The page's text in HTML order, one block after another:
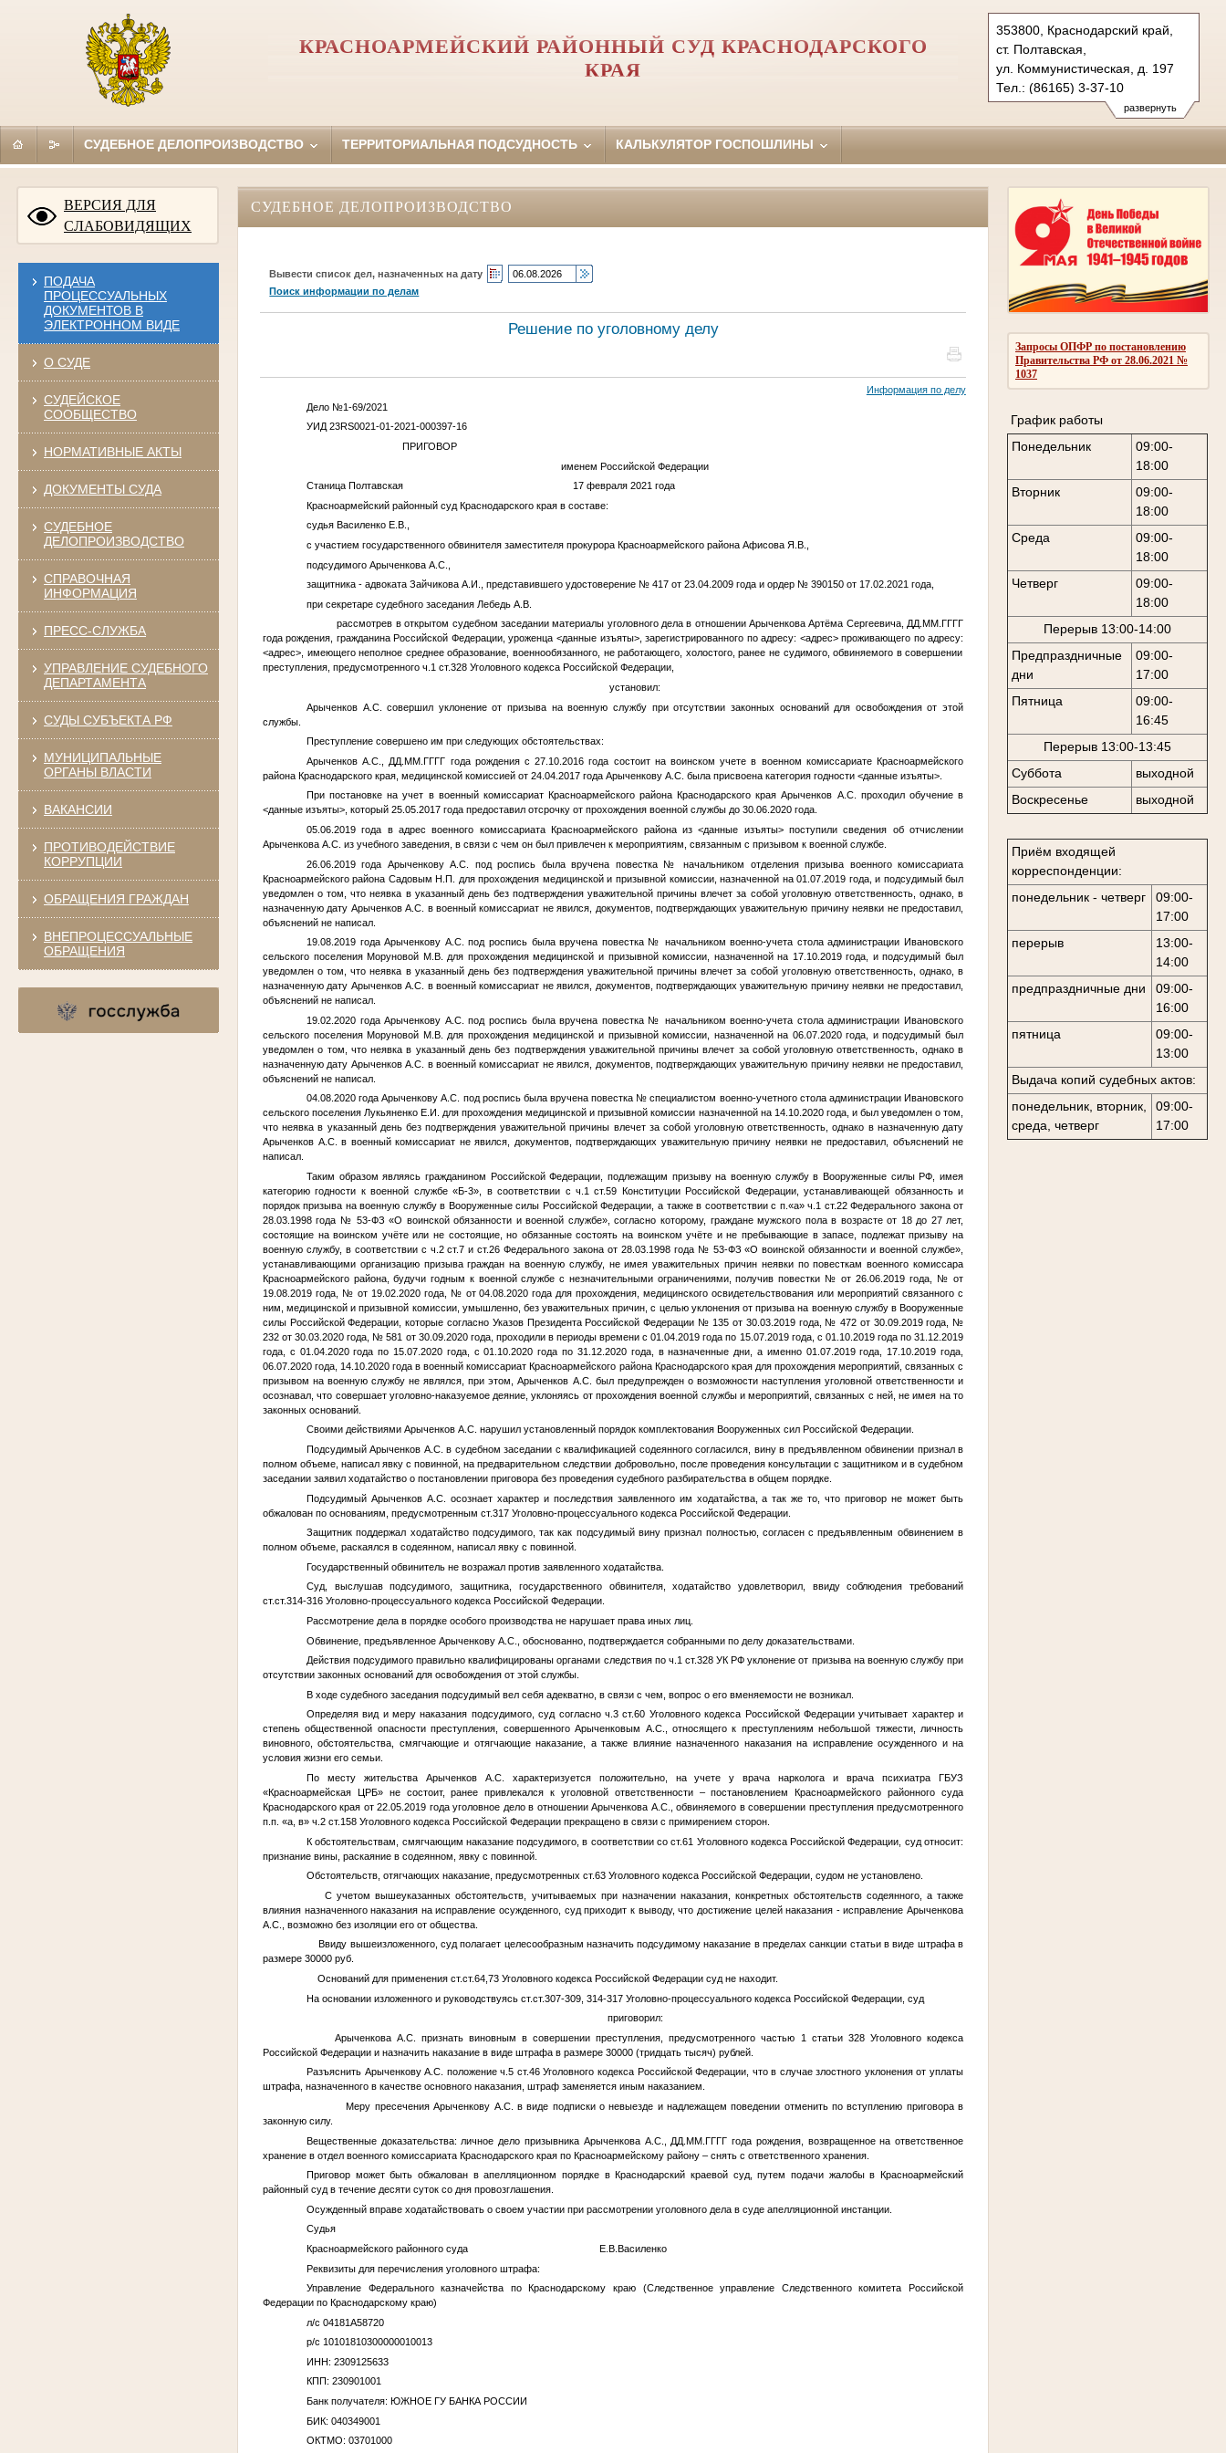
развернуть
353800, Краснодарский край,
ст. Полтавская,
ул. Коммунистическая, д. 197
Тел.: (86165) 3-37-10
krasnoarmeisk.krd@sudrf.ru
КРАСНОАРМЕЙСКИЙ РАЙОННЫЙ СУД КРАСНОДАРСКОГО
КРАЯ
СУДЕБНОЕ ДЕЛОПРОИЗВОДСТВО ТЕРРИТОРИАЛЬНАЯ ПОДСУДНОСТЬ КАЛЬКУЛЯТОР ГОСПОШЛИНЫ
ВЕРСИЯ ДЛЯ
СЛАБОВИДЯЩИХ
ПОДАЧА
ПРОЦЕССУАЛЬНЫХ
ДОКУМЕНТОВ В
ЭЛЕКТРОННОМ ВИДЕ
О СУДЕ
СУДЕЙСКОЕ
СООБЩЕСТВО
НОРМАТИВНЫЕ АКТЫ
ДОКУМЕНТЫ СУДА
СУДЕБНОЕ
ДЕЛОПРОИЗВОДСТВО
СПРАВОЧНАЯ
ИНФОРМАЦИЯ
ПРЕСС-СЛУЖБА
УПРАВЛЕНИЕ СУДЕБНОГО
ДЕПАРТАМЕНТА
СУДЫ СУБЪЕКТА РФ
МУНИЦИПАЛЬНЫЕ
ОРГАНЫ ВЛАСТИ
ВАКАНСИИ
ПРОТИВОДЕЙСТВИЕ
КОРРУПЦИИ
ОБРАЩЕНИЯ ГРАЖДАН
ВНЕПРОЦЕССУАЛЬНЫЕ
ОБРАЩЕНИЯ
Запросы ОПФР по постановлению
Правительства РФ от 28.06.2021 №
1037
График работы
Понедельник
09:00-
18:00
Вторник
09:00-
18:00
Среда
09:00-
18:00
Четверг
09:00-
18:00
Перерыв 13:00-14:00
Предпраздничные
дни
09:00-
17:00
Пятница
09:00-
16:45
Перерыв 13:00-13:45
Суббота
выходной
Воскресенье
выходной
Приём входящей
корреспонденции:
понедельник - четверг
09:00-
17:00
перерыв
13:00-
14:00
предпраздничные дни
09:00-
16:00
пятница
09:00-
13:00
Выдача копий судебных актов:
понедельник, вторник,
среда, четверг
09:00-
17:00
СУДЕБНОЕ ДЕЛОПРОИЗВОДСТВО
Вывести список дел, назначенных на дату
Поиск информации по делам
Решение по уголовному делу
Информация по делу
Дело №1-69/2021
УИД 23RS0021-01-2021-000397-16
ПРИГОВОР
именем Российской Федерации
Станица Полтавская 17 февраля 2021 года
Красноармейский районный суд Краснодарского края в составе:
судья Василенко Е.В.,
с участием государственного обвинителя заместителя прокурора Красноармейского района Афисова Я.В.,
подсудимого Арыченкова А.С.
защитника - адвоката Зайчикова А.И., представившего удостоверение № 417 от 23.04.2009 года и ордер № 390150 от 17.02.2021 года,
при секретаре судебного заседания Лебедь А.В.
рассмотрев в открытом судебном заседании материалы уголовного дела в отношении Арыченкова Артёма Сергеевича, ДД.ММ.ГГГГ
года рождения, гражданина Российской Федерации, уроженца <данные изъяты>, зарегистрированного по адресу: <адрес>проживающего по адресу:
<адрес>, имеющего неполное среднее образование, военнообязанного, не работающего, холостого, ранее не судимого, обвиняемого в совершении
преступления, предусмотренного ч.1 ст.328 Уголовного кодекса Российской Федерации,
установил:
Арыченков А.С.
совершил уклонение от призыва на военную службу при отсутствии законных оснований для освобождения от этой
службы.
Преступление совершено им при следующих обстоятельствах:
Арыченков А.С.
ДД.ММ.ГГГГ года рождения с 27.10.2016 года состоит на воинском учете в военном комиссариате Красноармейского
района Краснодарского края, медицинской комиссией от 24.04.2017 года Арыченкову А.С. была присвоена категория годности <данные изъяты>.
При постановке на учет в военный комиссариат Красноармейского района Краснодарского краяАрыченков А.С.
проходил обучение в
<данные изъяты>, который 25.05.2017 года предоставил отсрочку от прохождения военной службы до 30.06.2020 года.
05.06.2019 года в адрес военного комиссариата Красноармейского района из<данные изъяты>поступили сведения об отчислении
Арыченкова А.С. из учебного заведения, в связи с чем он был привлечен к мероприятиям, связанным с призывом к военной службе.
26.06.2019 года Арыченкову А.С. под роспись была вручена повестка №
начальником отделения призыва военного комиссариата
Красноармейского района Садовым Н.П. для прохождения медицинской и призывной комиссии, назначенной на 01.07.2019 года, и подсудимый был
уведомлен о том, что неявка в указанный день без подтверждения уважительной причины влечет за собой уголовную ответственность, однако, в
назначенную дату Арыченков А.С. в военный комиссариат не явился, документов, подтверждающих уважительную причину неявки не предоставил,
объяснений не написал.
19.08.2019 годаАрыченкову А.С. под роспись была вручена повестка № начальником военно-учета стола администрации Ивановского
сельского поселения Моруновой М.В. для прохождения медицинской и призывной комиссии, назначенной на 17.10.2019 года, и подсудимый был
уведомлен о том, что неявка в указанный день без подтверждения уважительной причины влечет за собой уголовную ответственность, однако, в
назначенную дату Арыченков А.С. в военный комиссариат не явился, документов, подтверждающих уважительную причину неявки не предоставил,
объяснений не написал.
19.02.2020 годаАрыченкову А.С. под роспись была вручена повестка № начальником военно-учета стола администрации Ивановского
сельского поселения Моруновой М.В. для прохождения медицинской и призывной комиссии, назначенной на 06.07.2020 года, и подсудимый был
уведомлен о том, что неявка в указанный день без подтверждения уважительной причины влечет за собой уголовную ответственность, однако в
назначенную дату Арыченков А.С. в военный комиссариат не явился, документов, подтверждающих уважительную причину неявки не предоставил,
объяснений не написал.
04.08.2020 годаАрыченкову А.С. под роспись была вручена повестка № специалистом военно-учетного стола администрации Ивановского
сельского поселения Лукьяненко Е.И. для прохождения медицинской и призывной комиссии назначенной на 14.10.2020 года, и был уведомлен о том,
что неявка в указанный день без подтверждения уважительной причины влечет за собой уголовную ответственность, однако в назначенную дату
Арыченков А.С. в военный комиссариат не явился, документов, подтверждающих уважительную причину неявки не предоставил, объяснений не
написал.
Таким образом являясь гражданином Российской Федерации, подлежащим призыву на военную службу в Вооруженные силы РФ, имея
категорию годности к военной службе «Б-3», в соответствии с ч.1 ст.59 Конституции Российской Федерации, устанавливающей обязанность и
порядок призыва на военную службу в Вооруженные силы Российской Федерации, а также в соответствии с п.«а» ч.1 ст.22 Федерального закона от
28.03.1998 года № 53-ФЗ «О воинской обязанности и военной службе», согласно которому, граждане мужского пола в возрасте от 18 до 27 лет,
состоящие на воинском учёте или не состоящие, но обязанные состоять на воинском учёте и не пребывающие в запасе, подлежат призыву на
военную службу, в соответствии с ч.2 ст.7 и ст.26 Федерального закона от 28.03.1998 года № 53-ФЗ «О воинской обязанности и военной службе»,
устанавливающими организацию призыва граждан на военную службу, не имея уважительных причин неявки по повесткам военного комиссара
Красноармейского района, будучи годным к военной службе с незначительными ограничениями, получив повестки № от 26.06.2019 года, № от
19.08.2019 года, № от 19.02.2020 года, № от 04.08.2020 года для прохождения, медицинского освидетельствования или мероприятий связанного с
ним, медицинской и призывной комиссии, умышленно, без уважительных причин, с целью уклонения от призыва на военную службу в Вооруженные
силы Российской Федерации, которые согласно Указов Президента Российской Федерации № 135 от 30.03.2019 года, № 472 от 30.09.2019 года, №
232 от 30.03.2020 года, № 581 от 30.09.2020 года, проходили в периоды времени с 01.04.2019 года по 15.07.2019 года, с 01.10.2019 года по 31.12.2019
года, с 01.04.2020 года по 15.07.2020 года, с 01.10.2020 года по 31.12.2020 года, в назначенные дни, а именно 01.07.2019 года, 17.10.2019 года,
06.07.2020 года, 14.10.2020 года в военный комиссариат Красноармейского района Краснодарского края для прохождения мероприятий, связанных с
призывом на военную службу не являлся, при этом,Арыченков А.С. был предупрежден о возможности наступления уголовной ответственности и
осознавал, что совершает уголовно-наказуемое деяние, уклоняясь от прохождения военной службы и мероприятий, связанных с ней, не имея на то
законных оснований.
Своими действиями Арыченков А.С. нарушил установленный порядок комплектования Вооруженных сил Российской Федерации.
ПодсудимыйАрыченков А.С. в судебном заседании с квалификацией содеянного согласился, вину в предъявленном обвинении признал в
полном объеме, написал явку с повинной, на предварительном следствии добровольно, после проведения консультации с защитником и в судебном
заседании заявил ходатайство о постановлении приговора без проведения судебного разбирательства в общем порядке.
Подсудимый Арыченков А.С.
осознает характер и последствия заявленного им ходатайства, а так же то, что приговор не может быть
обжалован по основаниям, предусмотренным ст.317 Уголовно-процессуального кодекса Российской Федерации.
Защитник поддержал ходатайство подсудимого, так как подсудимый вину признал полностью, согласен с предъявленным обвинением в
полном объеме, раскаялся в содеянном, написал явку с повинной.
Государственный обвинитель не возражал против заявленного ходатайства.
Суд, выслушав подсудимого, защитника, государственного обвинителя, ходатайство удовлетворил, ввиду соблюдения требований
ст.ст.314-316 Уголовно-процессуального кодекса Российской Федерации.
Рассмотрение дела в порядке особого производства не нарушает права иных лиц.
Обвинение, предъявленное Арыченкову А.С.
, обоснованно, подтверждается собранными по делу доказательствами.
Действия подсудимого правильно квалифицированы органами следствия по ч.1 ст.328 УК РФ уклонение от призыва на военную службу при
отсутствии законных оснований для освобождения от этой службы.
В ходе судебного заседания подсудимый вел себя адекватно, в связи с чем, вопрос о его вменяемости не возникал.
Определяя вид и меру наказания подсудимого, суд согласно ч.3 ст.60 Уголовного кодекса Российской Федерации учитывает характер и
степень общественной опасности преступления, совершенногоАрыченковым А.С., относящего к преступлениям небольшой тяжести, личность
виновного, обстоятельства, смягчающие и отягчающие наказание, а также влияние назначенного наказания на исправление осужденного и на
условия жизни его семьи.
По месту жительства Арыченков А.С.
характеризуется положительно, на учете у врача нарколога и врача психиатра ГБУЗ
«Красноармейская ЦРБ» не состоит, ранее привлекался к уголовной ответственности – постановлением Красноармейского районного суда
Краснодарского края от 22.05.2019 года уголовное дело в отношенииАрыченкова А.С.
, обвиняемого в совершении преступления предусмотренного
п.п. «а, в» ч.2 ст.158 Уголовного кодекса Российской Федерации прекращено в связи с примирением сторон.
К обстоятельствам, смягчающим наказание подсудимого, в соответствии со ст.61 Уголовного кодекса Российской Федерации, суд относит:
признание вины, раскаяние в содеянном, явку с повинной.
Обстоятельств, отягчающих наказание, предусмотренных ст.63 Уголовного кодекса Российской Федерации, судом не установлено.
С учетом вышеуказанных обстоятельств, учитываемых при назначении наказания, конкретных обстоятельств содеянного, а также
влияния назначенного наказания на исправление осужденного, суд приходит к выводу, что достижение целей наказания - исправлениеАрыченкова
А.С.
, возможно без изоляции его от общества.
Ввиду вышеизложенного, суд полагает целесообразным назначить подсудимому наказание в пределах санкции статьи в виде штрафа в
размере 30000 руб.
Оснований для применения ст.ст.64,73 Уголовного кодекса Российской Федерации суд не находит.
На основании изложенного и руководствуясь ст.ст.307-309, 314-317 Уголовно-процессуального кодекса Российской Федерации, суд
приговорил:
Арыченкова А.С.
признать виновным в совершении преступления, предусмотренного частью 1 статьи 328 Уголовного кодекса
Российской Федерации и назначить наказание в виде штрафа в размере 30000 (тридцать тысяч) рублей.
Разъяснить Арыченкову А.С. положение ч.5 ст.46 Уголовного кодекса Российской Федерации, что в случае злостного уклонения от уплаты
штрафа, назначенного в качестве основного наказания, штраф заменяется иным наказанием.
Меру пресеченияАрыченкову А.С. в виде подписки о невыезде и надлежащем поведении отменить по вступлению приговора в
законную силу.
Вещественные доказательства: личное дело призывника Арыченкова А.С. ДД.ММ.ГГГГ года рождения, возвращенное на ответственное
хранение в отдел военного комиссариата Краснодарского края по Красноармейскому району – снять с ответственного хранения.
Приговор может быть обжалован в апелляционном порядке в Краснодарский краевой суд, путем подачи жалобы в Красноармейский
районный суд в течение десяти суток со дня провозглашения.
Осужденный вправе ходатайствовать о своем участии при рассмотрении уголовного дела в суде апелляционной инстанции.
Судья
Красноармейского районного суда Е.В.Василенко
Реквизиты для перечисления уголовного штрафа:
Управление Федерального казначейства по Краснодарскому краю (Следственное управление Следственного комитета Российской
Федерации по Краснодарскому краю)
л/с 04181А58720
р/с 10101810300000010013
ИНН: 2309125633
КПП: 230901001
Банк получателя: ЮЖНОЕ ГУ БАНКА РОССИИ
БИК: 040349001
ОКТМО: 03701000